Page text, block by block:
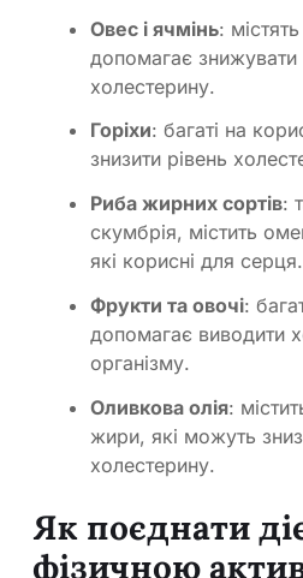
Овес і ячмінь:
допомагає знижувати
холестерину.
Горіхи: багаті на
знизити рівень
Риба жирних сортів:
скумбрія, містить
які корисні для серця.
Фрукти та овочі:
допомагає виводити
організму.
Оливкова олія:
жири, які можуть
холестерину.
Як поєднати
фізичною